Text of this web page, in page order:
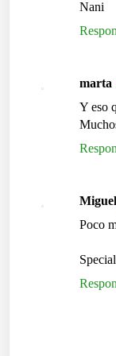
Nani
marta
Y eso
Miguel
Poco